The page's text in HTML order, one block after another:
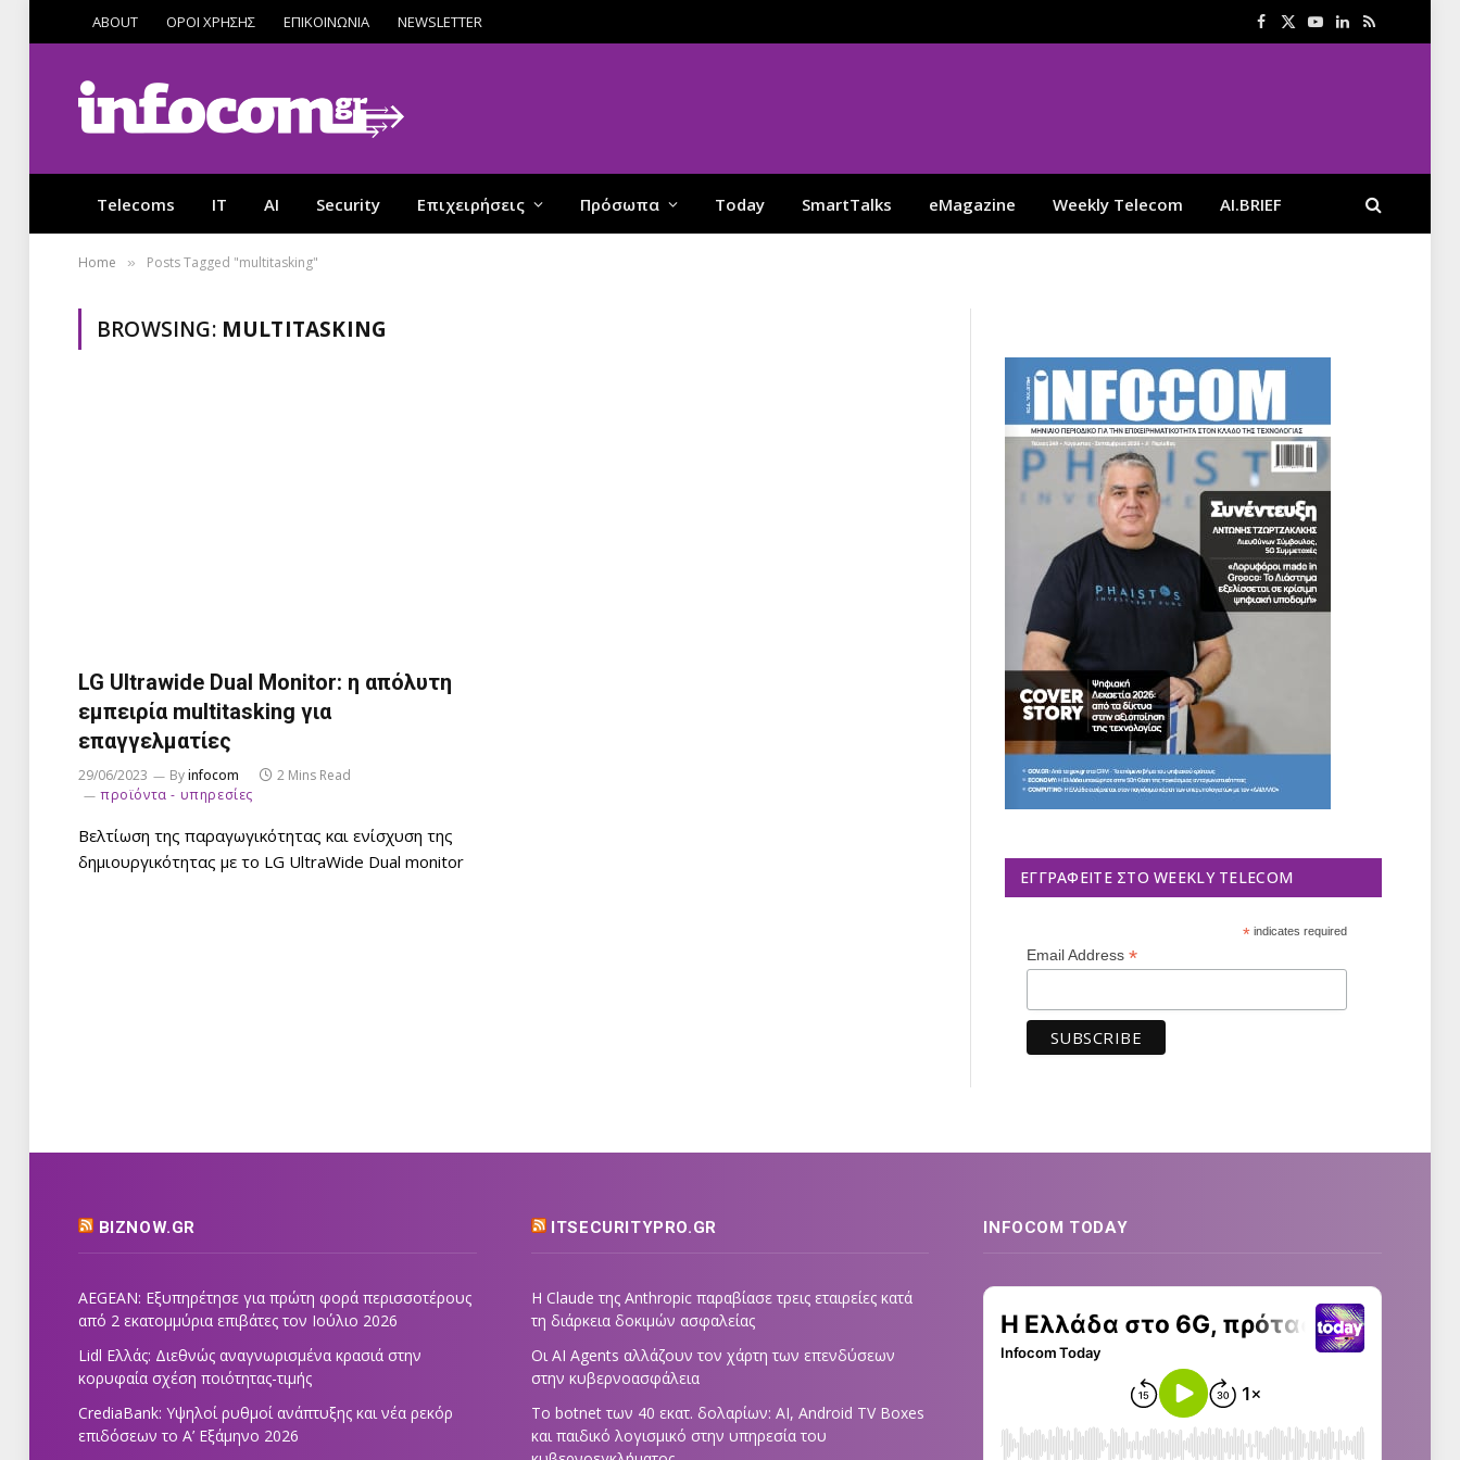
ABOUT ΟΡΟΙ ΧΡΗΣΗΣ ΕΠΙΚΟΙΝΩΝΙΑ NEWSLETTER Facebook
X
YouTube
LinkedIn
RSS
Telecoms IT AI Security Επιχειρήσεις Πρόσωπα Today SmartTalks eMagazine Weekly Telecom AI.BRIEF
Home » Posts Tagged "multitasking"
BROWSING: MULTITASKING
LG Ultrawide Dual Monitor: η απόλυτη
εμπειρία multitasking για
επαγγελματίες
29/06/2023 Byinfocom
2 Mins Read
προϊόντα - υπηρεσίες
Βελτίωση της παραγωγικότητας και ενίσχυση της
δημιουργικότητας με το LG UltraWide Dual monitor
ΕΓΓΡΑΦΕΊΤΕ ΣΤΟ WEEKLY TELECOM
*indicates required
Email Address *
BIZNOW.GR
AEGEAN: Εξυπηρέτησε για πρώτη φορά περισσοτέρους
από 2 εκατομμύρια επιβάτες τον Ιούλιο 2026
Lidl Ελλάς: Διεθνώς αναγνωρισμένα κρασιά στην
κορυφαία σχέση ποιότητας-τιμής
CrediaBank: Υψηλοί ρυθμοί ανάπτυξης και νέα ρεκόρ
επιδόσεων το Α’ Εξάμηνο 2026
ITSECURITYPRO.GR
Η Claude της Anthropic παραβίασε τρεις εταιρείες κατά
τη διάρκεια δοκιμών ασφαλείας
Οι AI Agents αλλάζουν τον χάρτη των επενδύσεων
στην κυβερνοασφάλεια
Το botnet των 40 εκατ. δολαρίων: AI, Android TV Boxes
και παιδικό λογισμικό στην υπηρεσία του
INFOCOM TODAY